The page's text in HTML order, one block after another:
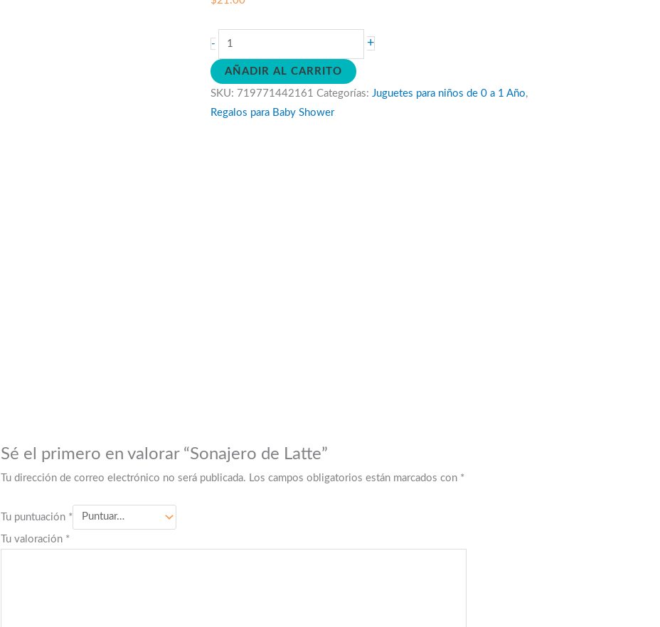
-
Sonajero
de
Latte
cantidad
+
AÑADIR AL CARRITO
SKU: 719771442161 Categorías: Juguetes para niños de 0 a 1 Año,
Regalos para Baby Shower
Sé el primero en valorar “Sonajero de Latte”
Tu dirección de correo electrónico no será publicada. Los campos obligatorios están marcados con *
Tu puntuación *
Tu valoración *